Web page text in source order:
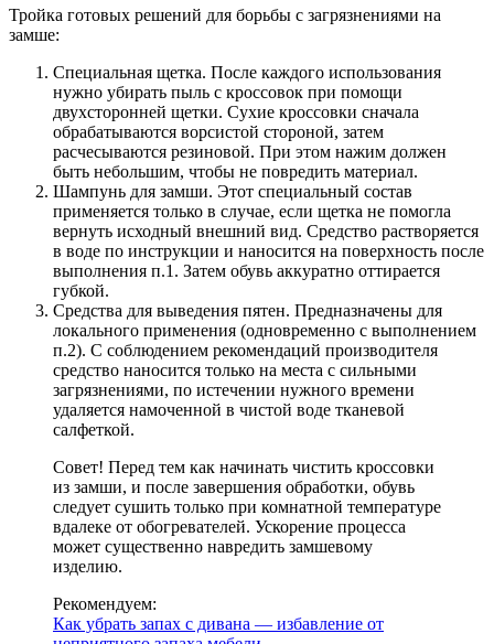
Тройка готовых решений для борьбы с загрязнениями на
замше:
Специальная щетка. После каждого использования
нужно убирать пыль с кроссовок при помощи
двухсторонней щетки. Сухие кроссовки сначала
обрабатываются ворсистой стороной, затем
расчесываются резиновой. При этом нажим должен
быть небольшим, чтобы не повредить материал.
Шампунь для замши. Этот специальный состав
применяется только в случае, если щетка не помогла
вернуть исходный внешний вид. Средство растворяется
в воде по инструкции и наносится на поверхность после
выполнения п.1. Затем обувь аккуратно оттирается
губкой.
Средства для выведения пятен. Предназначены для
локального применения (одновременно с выполнением
п.2). С соблюдением рекомендаций производителя
средство наносится только на места с сильными
загрязнениями, по истечении нужного времени
удаляется намоченной в чистой воде тканевой
салфеткой.
Совет! Перед тем как начинать чистить кроссовки
из замши, и после завершения обработки, обувь
следует сушить только при комнатной температуре
вдалеке от обогревателей. Ускорение процесса
может существенно навредить замшевому
изделию.
Рекомендуем:
Как убрать запах с дивана — избавление от